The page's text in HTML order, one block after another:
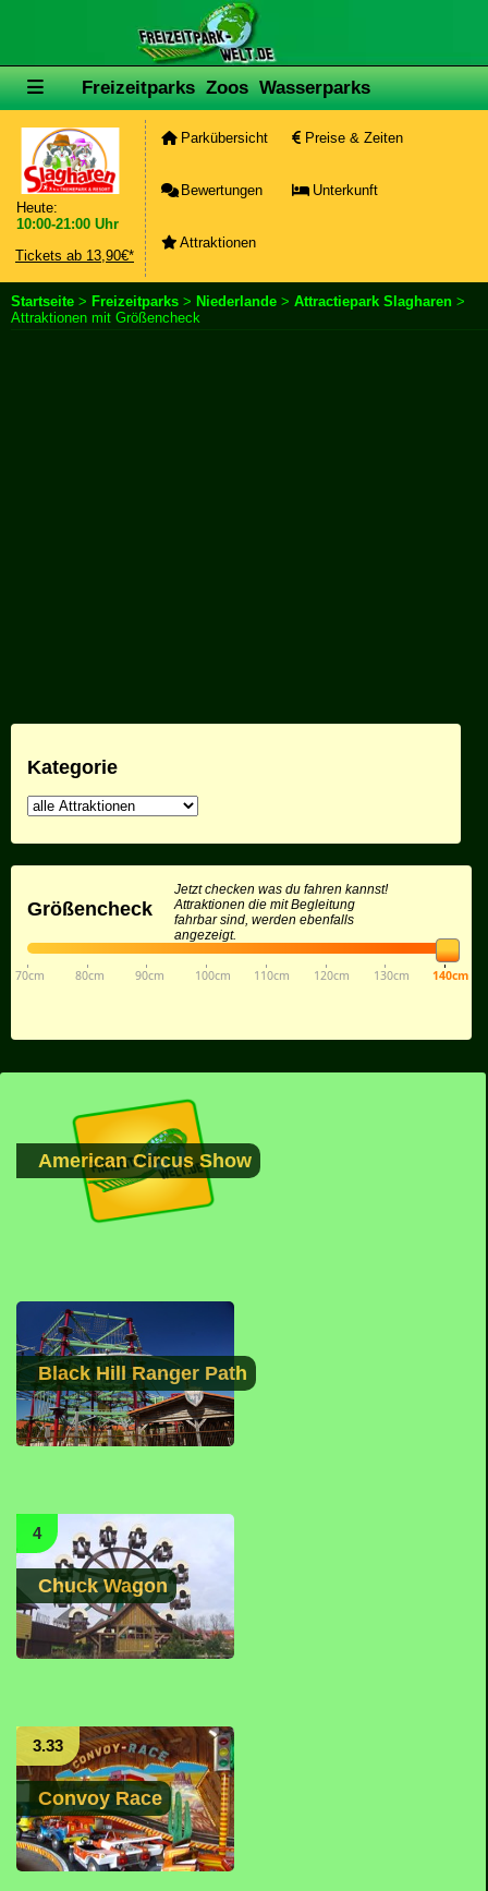
Freizeitparks Zoos Wasserparks
Heute:
10:00-21:00 Uhr
Tickets ab 13,90€*
Parkübersicht Preise & Zeiten
Bewertungen Unterkunft
Attraktionen
Startseite > Freizeitparks > Niederlande > Attractiepark Slagharen >
Attraktionen mit Größencheck
Kategorie
Größencheck
Jetzt checken was du fahren kannst!
Attraktionen die mit Begleitung
fahrbar sind, werden ebenfalls
angezeigt.
70cm 80cm 90cm 100cm 110cm 120cm 130cm 140cm
American Circus Show
Black Hill Ranger Path
4
Chuck Wagon
3.33
Convoy Race